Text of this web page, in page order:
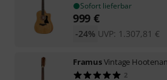
Sofort lieferbar
999 €
UVP: 1.307,81 €
-24%
FramusVintage
2